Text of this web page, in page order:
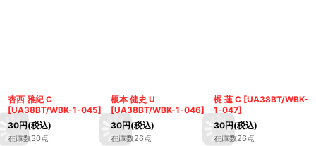
杏西 雅紀 C
[UA38BT/WBK-1-045]
30円(税込)
在庫数30点
榎本 健史 U
[UA38BT/WBK-1-046]
30円(税込)
在庫数26点
梶 蓮 C [UA38BT/WBK-
1-047]
30円(税込)
在庫数26点